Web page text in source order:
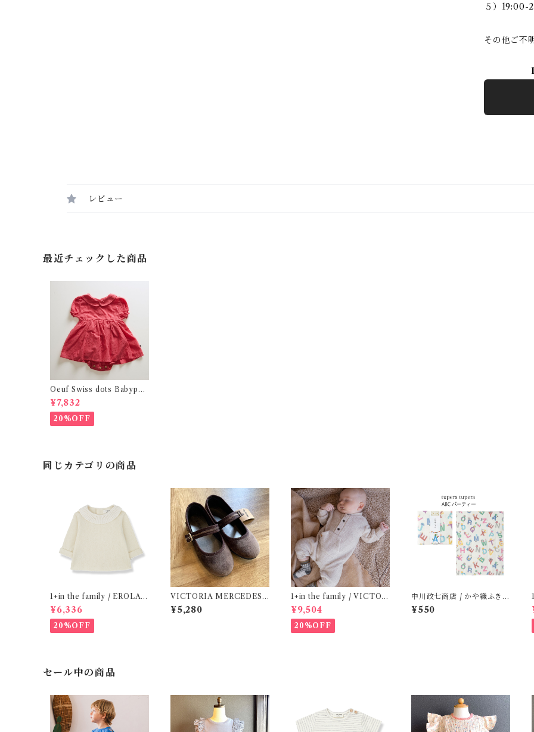
５）19:00-
その他ご不
レビュー
最近チェックした商品
Oeuf Swiss dots Babypet
erpan dress (12-24m)
¥7,832
20%OFF
同じカテゴリの商品
1+in the family / EROLA (
24m )
¥6,336
20%OFF
VICTORIA MERCEDES (
29-34 / Testa )
¥5,280
1+in the family / VICTOR
( 12m )
¥9,504
20%OFF
中川政七商店 / かや織ふきん
( tupera tupera ABCパー
ティー)
¥550
セール中の商品